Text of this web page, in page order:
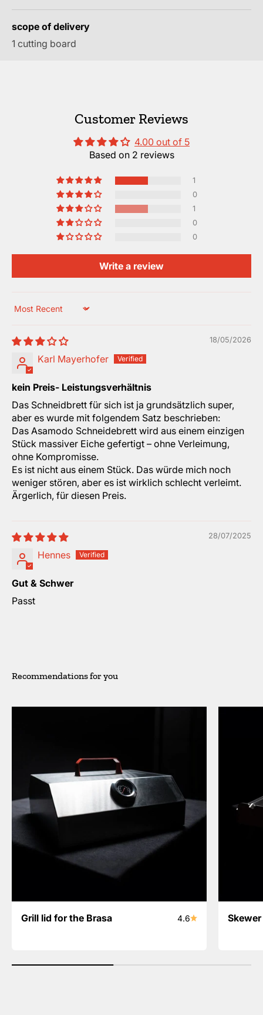
scope of delivery
1 cutting board
Customer Reviews
4.00 out of 5
Based on 2 reviews
1
0
1
0
0
Write a review
Sort by
18/05/2026
Karl Mayerhofer
kein Preis- Leistungsverhältnis
Das Schneidbrett für sich ist ja grundsätzlich super,
aber es wurde mit folgendem Satz beschrieben:
Das Asamodo Schneidebrett wird aus einem einzigen
Stück massiver Eiche gefertigt – ohne Verleimung,
ohne Kompromisse.
Es ist nicht aus einem Stück. Das würde mich noch
weniger stören, aber es ist wirklich schlecht verleimt.
Ärgerlich, für diesen Preis.
28/07/2025
Hennes
Gut & Schwer
Passt
Grill lid for the Brasa 4.6